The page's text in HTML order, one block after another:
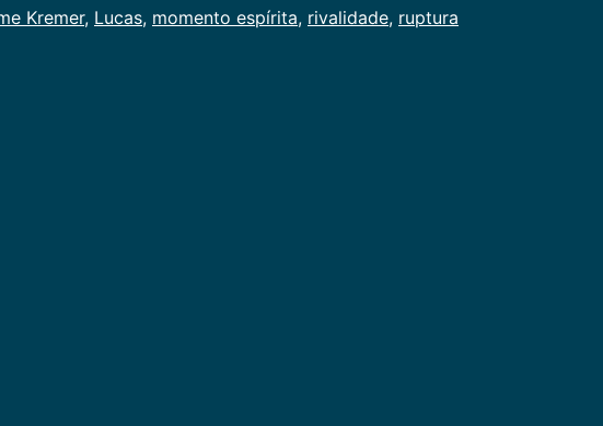
Kremer, Lucas, momento espírita, rivalidade, ruptura